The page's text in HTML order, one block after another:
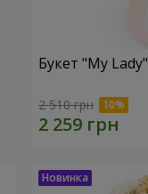
Букет "My Lady"
2 510 грн